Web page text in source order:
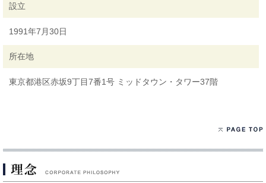
設立
1991年7月30日
所在地
東京都港区赤坂9丁目7番1号 ミッドタウン・タワー37階